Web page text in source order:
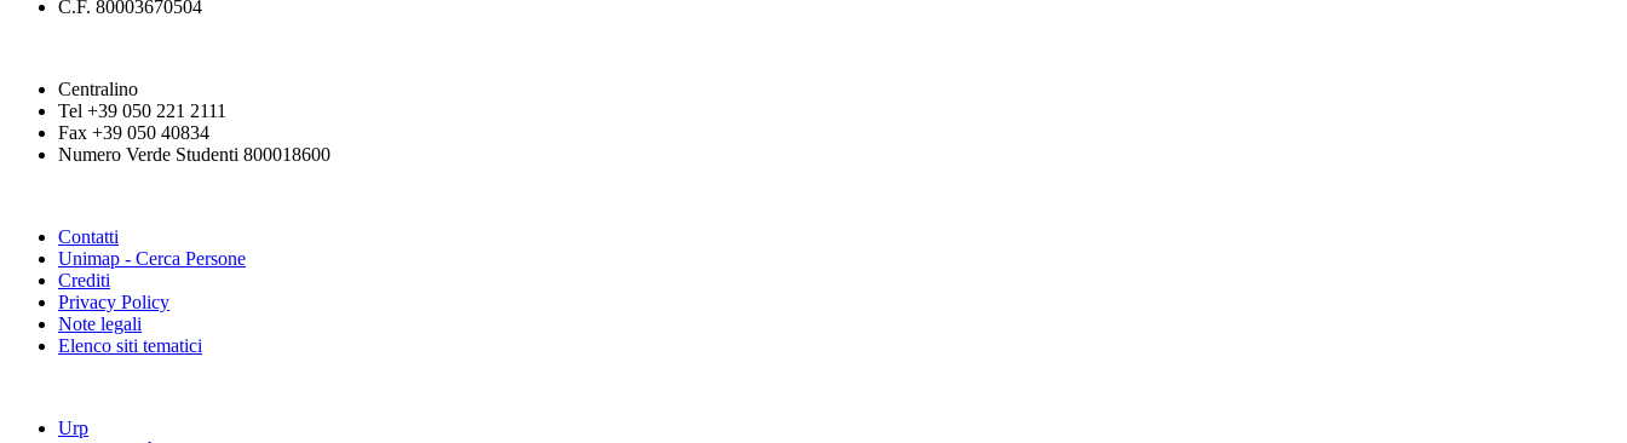
C.F. 80003670504
Centralino
Tel +39 050 221 2111
Fax +39 050 40834
Numero Verde Studenti 800018600
Contatti
Unimap - Cerca Persone
Crediti
Privacy Policy
Note legali
Elenco siti tematici
Urp